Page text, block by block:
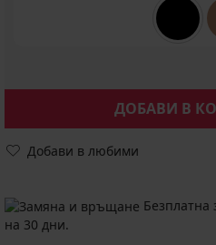
ДОБАВИ В
Добави в любими
на 30 дни.